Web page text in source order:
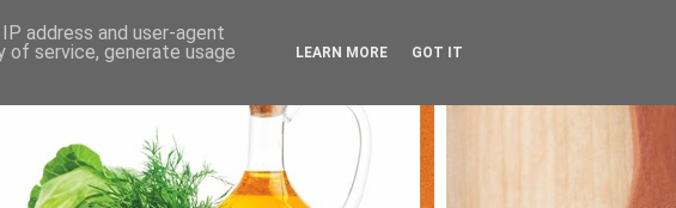
address and user-agent
of service, generate usage
LEARN MORE GOT IT